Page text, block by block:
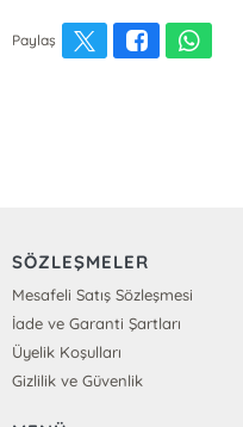
Paylaş
SÖZLEŞMELER
Mesafeli Satış Sözleşmesi
İade ve Garanti Şartları
Üyelik Koşulları
Gizlilik ve Güvenlik